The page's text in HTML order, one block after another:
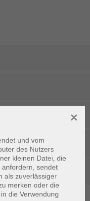
und vom
des Nutzers
kleinen Datei, die
anfordern, sendet
als zuverlässiger
merken oder die
die Verwendung
×